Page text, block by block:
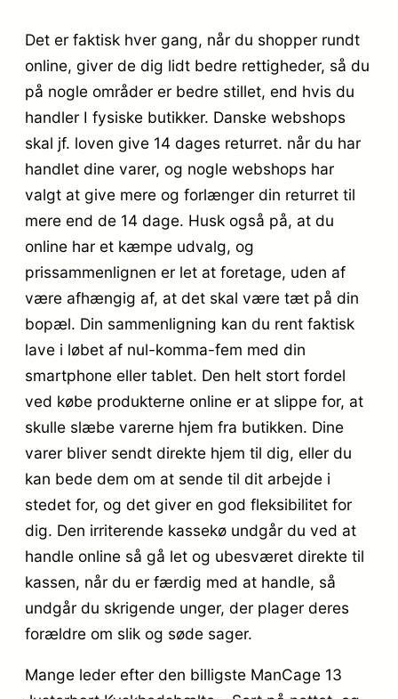
Det er faktisk hver gang, når du shopper rundt
online, giver de dig lidt bedre rettigheder, så du
på nogle områder er bedre stillet, end hvis du
handler I fysiske butikker. Danske webshops
skal jf. loven give 14 dages returret. når du har
handlet dine varer, og nogle webshops har
valgt at give mere og forlænger din returret til
mere end de 14 dage. Husk også på, at du
online har et kæmpe udvalg, og
prissammenlignen er let at foretage, uden af
være afhængig af, at det skal være tæt på din
bopæl. Din sammenligning kan du rent faktisk
lave i løbet af nul-komma-fem med din
smartphone eller tablet. Den helt stort fordel
ved købe produkterne online er at slippe for, at
skulle slæbe varerne hjem fra butikken. Dine
varer bliver sendt direkte hjem til dig, eller du
kan bede dem om at sende til dit arbejde i
stedet for, og det giver en god fleksibilitet for
dig. Den irriterende kassekø undgår du ved at
handle online så gå let og ubesværet direkte til
kassen, når du er færdig med at handle, så
undgår du skrigende unger, der plager deres
forældre om slik og søde sager.
Mange leder efter den billigste ManCage 13